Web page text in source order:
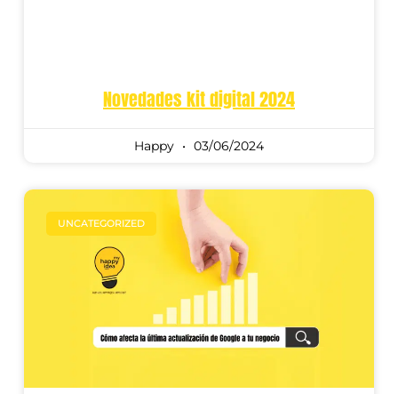
Novedades kit digital 2024
Happy 03/06/2024
UNCATEGORIZED